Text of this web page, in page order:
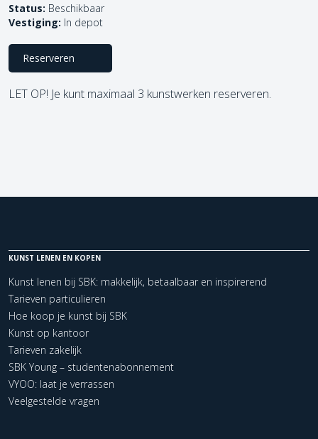
Status: Beschikbaar
Vestiging: In depot
Reserveren
LET OP! Je kunt maximaal 3 kunstwerken reserveren.
KUNST LENEN EN KOPEN
Kunst lenen bij SBK: makkelijk, betaalbaar en inspirerend
Tarieven particulieren
Hoe koop je kunst bij SBK
Kunst op kantoor
Tarieven zakelijk
SBK Young – studentenabonnement
VYOO: laat je verrassen
Veelgestelde vragen